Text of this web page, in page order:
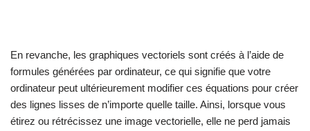
En revanche, les graphiques vectoriels sont créés à l’aide de
formules générées par ordinateur, ce qui signifie que votre
ordinateur peut ultérieurement modifier ces équations pour créer
des lignes lisses de n’importe quelle taille. Ainsi, lorsque vous
étirez ou rétrécissez une image vectorielle, elle ne perd jamais